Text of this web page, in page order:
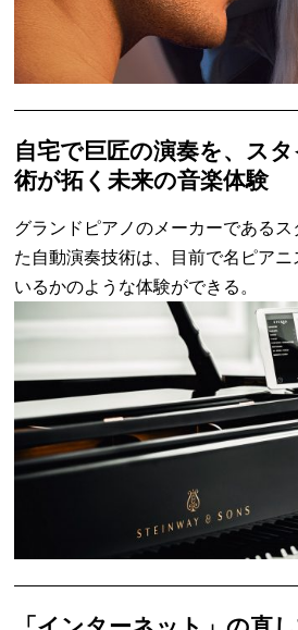
自宅で巨匠の演奏を、ス
術が拓く未来の音楽体験
グランドピアノのメーカーである
た自動演奏技術は、目前で名ピア
いるかのような体験ができる。